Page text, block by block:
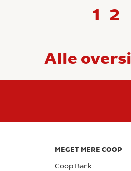
1 2
Alle
MEGET MERE COOP
Coop Bank